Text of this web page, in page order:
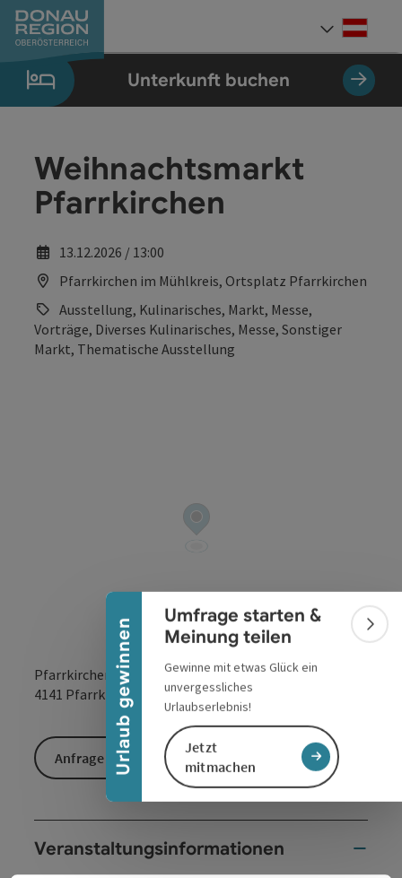
Zum Inhalt
Zur Navigation
Zum Seitenanfang
Zur Kontaktseite
Zum Impressum
Zur Startseite
Urlaub gewinnen
Banner einklappen
Umfrage starten &
Meinung teilen
Gewinne mit etwas Glück ein
unvergessliches
Urlaubserlebnis!
Jetzt
mitmachen
Unterkunft buchen
Weihnachtsmarkt
Pfarrkirchen
13.12.2026 / 13:00
Pfarrkirchen im Mühlkreis, Ortsplatz Pfarrkirchen
Ausstellung, Kulinarisches, Markt, Messe,
Vorträge, Diverses Kulinarisches, Messe, Sonstiger
Markt, Thematische Ausstellung
Pfarrkirchen im Mühlkreis 13
4141 Pfarrkirchen im Mühlkreis
Veranstaltungsinformationen
Anfrage senden